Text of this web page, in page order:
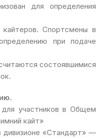
для определения
Спортсмены в
при подаче
состоявшимися
для участников в Общем
кайт»
дивизионе «Стандарт» —